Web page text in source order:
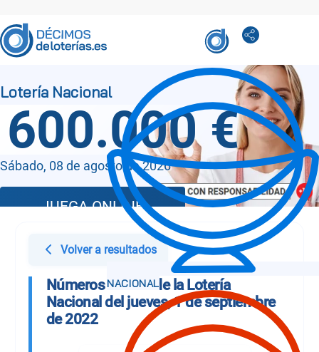
Volver a resultados
Números Sorteo de la Lotería
Nacional del jueves, 1 de septiembre
de 2022
600.000 €
Sábado, 08 de agosto de 2026
JUEGA ONLINE